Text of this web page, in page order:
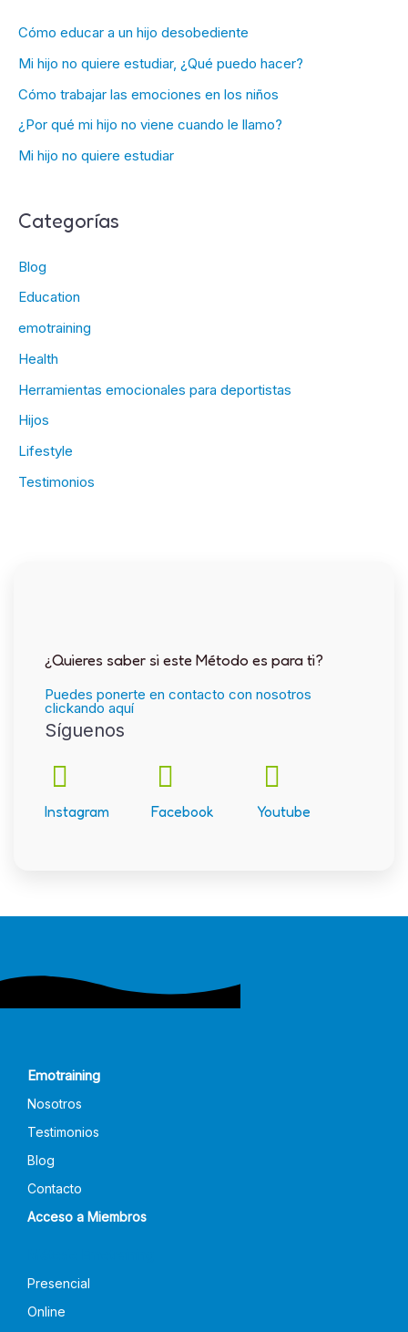
Cómo educar a un hijo desobediente
Mi hijo no quiere estudiar, ¿Qué puedo hacer?
Cómo trabajar las emociones en los niños
¿Por qué mi hijo no viene cuando le llamo?
Mi hijo no quiere estudiar
Categorías
Blog
Education
emotraining
Health
Herramientas emocionales para deportistas
Hijos
Lifestyle
Testimonios
¿Quieres saber si este Método es para ti?
Puedes ponerte en contacto con nosotros
clickando aquí
Síguenos
Instagram Facebook Youtube
Emotraining
Nosotros
Testimonios
Blog
Contacto
Acceso a Miembros
Presencial
Online